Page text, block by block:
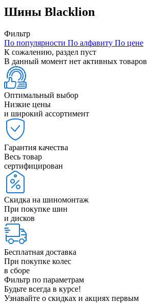
Шины Blacklion
Фильтр
По популярности По алфавиту По цене
К сожалению, раздел пуст
В данный момент нет активных товаров
Оптимальный выбор
Низкие цены
и широкий ассортимент
Гарантия качества
Весь товар
сертифицирован
Скидка на шиномонтаж
При покупке шин
и дисков
Бесплатная доставка
При покупке колес
в сборе
Фильтр по параметрам
Будьте всегда в курсе!
Узнавайте о скидках и акциях первым